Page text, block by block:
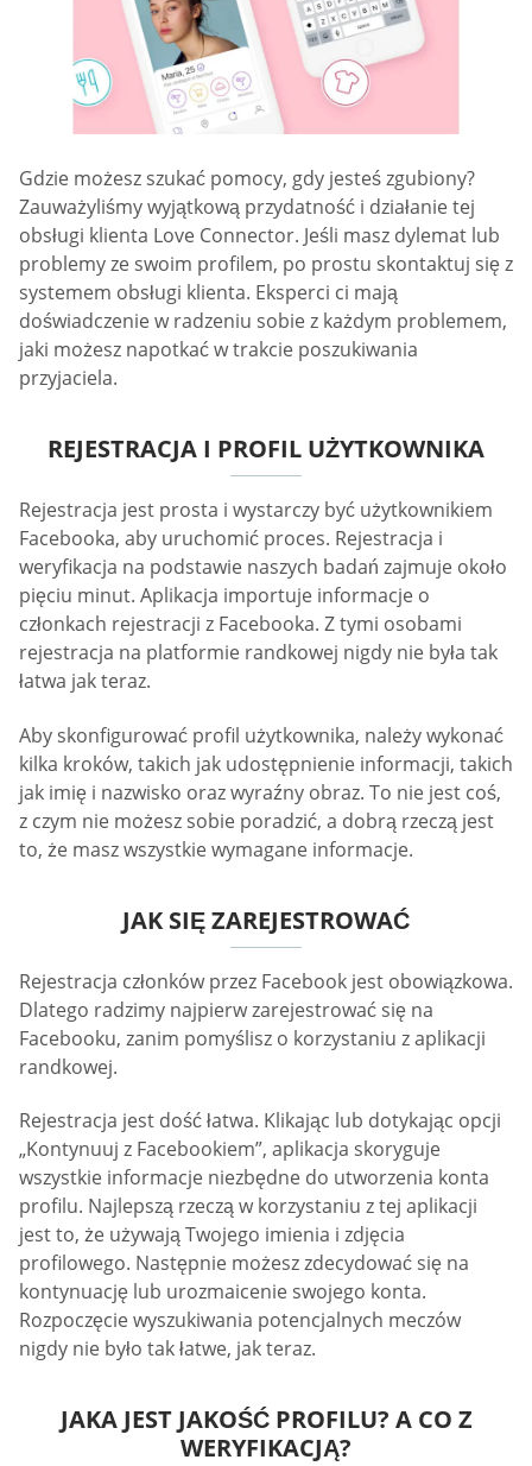
Gdzie możesz szukać pomocy, gdy jesteś zgubiony?
Zauważyliśmy wyjątkową przydatność i działanie tej
obsługi klienta Love Connector. Jeśli masz dylemat lub
problemy ze swoim profilem, po prostu skontaktuj się z
systemem obsługi klienta. Eksperci ci mają
doświadczenie w radzeniu sobie z każdym problemem,
jaki możesz napotkać w trakcie poszukiwania
przyjaciela.
REJESTRACJA I PROFIL UŻYTKOWNIKA
Rejestracja jest prosta i wystarczy być użytkownikiem
Facebooka, aby uruchomić proces. Rejestracja i
weryfikacja na podstawie naszych badań zajmuje około
pięciu minut. Aplikacja importuje informacje o
członkach rejestracji z Facebooka. Z tymi osobami
rejestracja na platformie randkowej nigdy nie była tak
łatwa jak teraz.
Aby skonfigurować profil użytkownika, należy wykonać
kilka kroków, takich jak udostępnienie informacji, takich
jak imię i nazwisko oraz wyraźny obraz. To nie jest coś,
z czym nie możesz sobie poradzić, a dobrą rzeczą jest
to, że masz wszystkie wymagane informacje.
JAK SIĘ ZAREJESTROWAĆ
Rejestracja członków przez Facebook jest obowiązkowa.
Dlatego radzimy najpierw zarejestrować się na
Facebooku, zanim pomyślisz o korzystaniu z aplikacji
randkowej.
Rejestracja jest dość łatwa. Klikając lub dotykając opcji
„Kontynuuj z Facebookiem”, aplikacja skoryguje
wszystkie informacje niezbędne do utworzenia konta
profilu. Najlepszą rzeczą w korzystaniu z tej aplikacji
jest to, że używają Twojego imienia i zdjęcia
profilowego. Następnie możesz zdecydować się na
kontynuację lub urozmaicenie swojego konta.
Rozpoczęcie wyszukiwania potencjalnych meczów
nigdy nie było tak łatwe, jak teraz.
JAKA JEST JAKOŚĆ PROFILU? A CO Z
WERYFIKACJĄ?